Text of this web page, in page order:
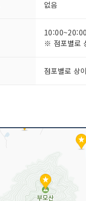
없음
10:00~20:00
※ 점포별로
점포별로 상